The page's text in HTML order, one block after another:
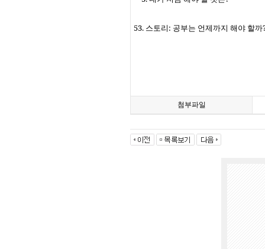
53. 스토리: 공부는 언제까지 해야 할까
첨부파일